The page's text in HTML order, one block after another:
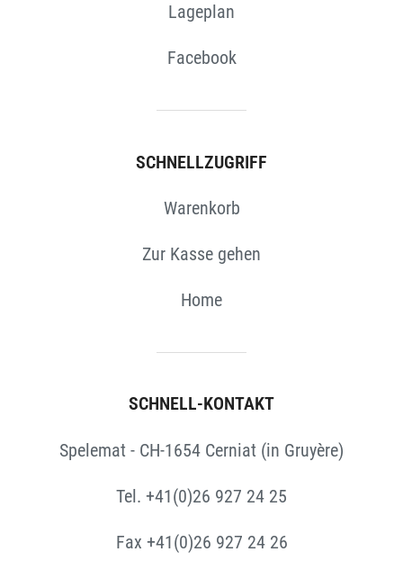
Lageplan
Facebook
SCHNELLZUGRIFF
Warenkorb
Zur Kasse gehen
Home
SCHNELL-KONTAKT
Spelemat - CH-1654 Cerniat (in Gruyère)
Tel. +41(0)26 927 24 25
Fax +41(0)26 927 24 26